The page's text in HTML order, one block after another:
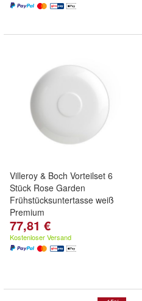
Villeroy & Boch Vorteilset 6
Stück Rose Garden
Frühstücksuntertasse weiß
Premium
77,81 €
Kostenloser Versand